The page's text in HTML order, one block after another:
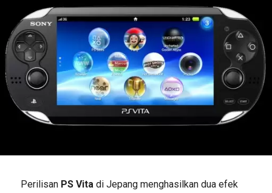
Perilisan PS Vitadi Jepang menghasilkan dua efek